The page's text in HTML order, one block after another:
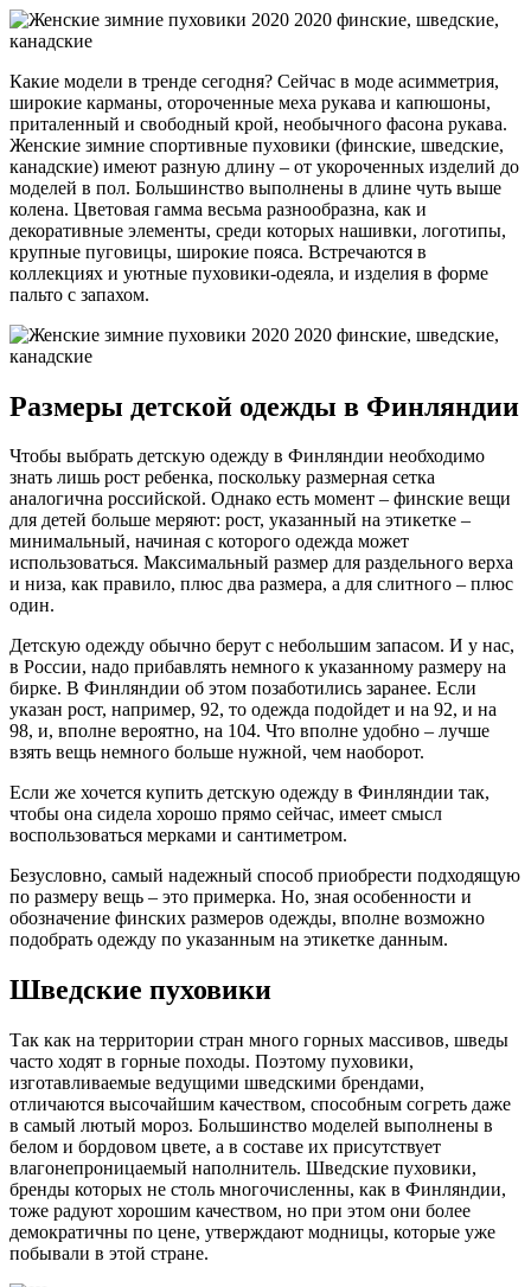
Какие модели в тренде сегодня? Сейчас в моде асимметрия,
широкие карманы, отороченные меха рукава и капюшоны,
приталенный и свободный крой, необычного фасона рукава.
Женские зимние спортивные пуховики (финские, шведские,
канадские) имеют разную длину – от укороченных изделий до
моделей в пол. Большинство выполнены в длине чуть выше
колена. Цветовая гамма весьма разнообразна, как и
декоративные элементы, среди которых нашивки, логотипы,
крупные пуговицы, широкие пояса. Встречаются в
коллекциях и уютные пуховики-одеяла, и изделия в форме
пальто с запахом.
Размеры детской одежды в Финляндии
Чтобы выбрать детскую одежду в Финляндии необходимо
знать лишь рост ребенка, поскольку размерная сетка
аналогична российской. Однако есть момент – финские вещи
для детей больше меряют: рост, указанный на этикетке –
минимальный, начиная с которого одежда может
использоваться. Максимальный размер для раздельного верха
и низа, как правило, плюс два размера, а для слитного – плюс
один.
Детскую одежду обычно берут с небольшим запасом. И у нас,
в России, надо прибавлять немного к указанному размеру на
бирке. В Финляндии об этом позаботились заранее. Если
указан рост, например, 92, то одежда подойдет и на 92, и на
98, и, вполне вероятно, на 104. Что вполне удобно – лучше
взять вещь немного больше нужной, чем наоборот.
Если же хочется купить детскую одежду в Финляндии так,
чтобы она сидела хорошо прямо сейчас, имеет смысл
воспользоваться мерками и сантиметром.
Безусловно, самый надежный способ приобрести подходящую
по размеру вещь – это примерка. Но, зная особенности и
обозначение финских размеров одежды, вполне возможно
подобрать одежду по указанным на этикетке данным.
Шведские пуховики
Так как на территории стран много горных массивов, шведы
часто ходят в горные походы. Поэтому пуховики,
изготавливаемые ведущими шведскими брендами,
отличаются высочайшим качеством, способным согреть даже
в самый лютый мороз. Большинство моделей выполнены в
белом и бордовом цвете, а в составе их присутствует
влагонепроницаемый наполнитель. Шведские пуховики,
бренды которых не столь многочисленны, как в Финляндии,
тоже радуют хорошим качеством, но при этом они более
демократичны по цене, утверждают модницы, которые уже
побывали в этой стране.